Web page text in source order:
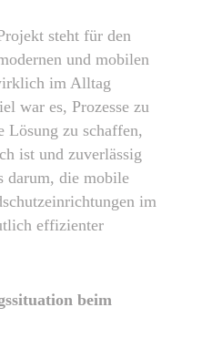
steht für den
und mobilen
im Alltag
war es, Prozesse zu
Lösung zu schaffen,
ist und zuverlässig
darum, die mobile
im
effizienter
beim